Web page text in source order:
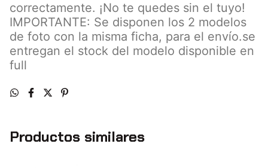
correctamente. ¡No te quedes sin el tuyo!
IMPORTANTE: Se disponen los 2 modelos
de foto con la misma ficha, para el envío.se
entregan el stock del modelo disponible en
full
Productos similares